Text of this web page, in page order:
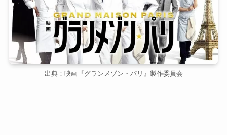
出典：映画『グランメゾン・パリ』製作委員会